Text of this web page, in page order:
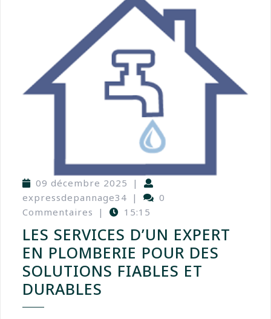
09 décembre 2025
|
expressdepannage34 |
0
Commentaires
| 15:15
LES SERVICES D’UN EXPERT
EN PLOMBERIE POUR DES
SOLUTIONS FIABLES ET
DURABLES